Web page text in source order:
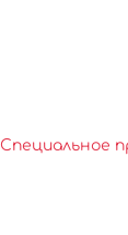
Специальное